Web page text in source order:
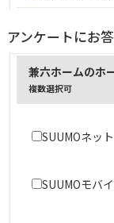
アンケートにお
兼六ホームのホ
複数選択可
SUUMOネット
SUUMOモバ